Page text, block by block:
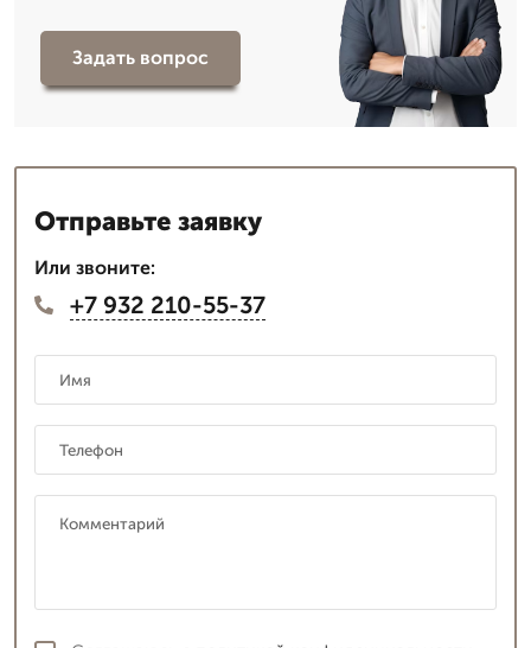
Задать вопрос
Отправьте заявку
Или звоните:
+7 932 210-55-37